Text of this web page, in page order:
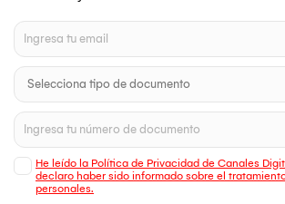
He leído la Política de Privacidad de Canales
declaro haber sido informado sobre el
personales.